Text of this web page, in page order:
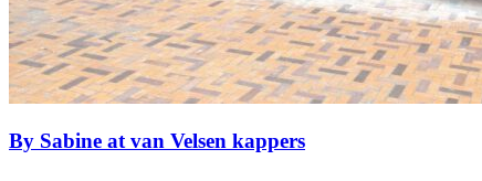
By Sabine at van Velsen kappers